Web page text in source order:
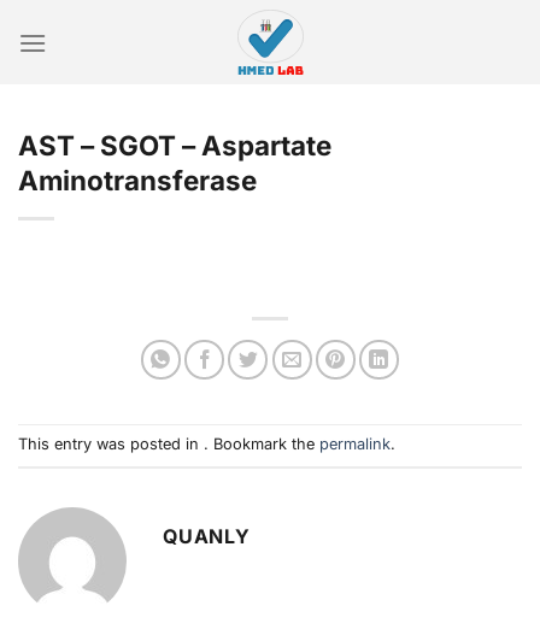
AST – SGOT – Aspartate
Aminotransferase
This entry was posted in . Bookmark the permalink.
QUANLY